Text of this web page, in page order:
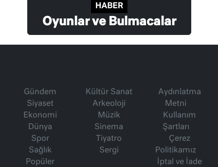
Oyunlar ve Bulmacalar
Gündem
Siyaset
Ekonomi
Dünya
Spor
Sağlık
Popüler
Kültür Sanat
Arkeoloji
Müzik
Sinema
Tiyatro
Sergi
Aydınlatma
Metni
Kullanım
Şartları
Çerez
Politikamız
İptal ve İade